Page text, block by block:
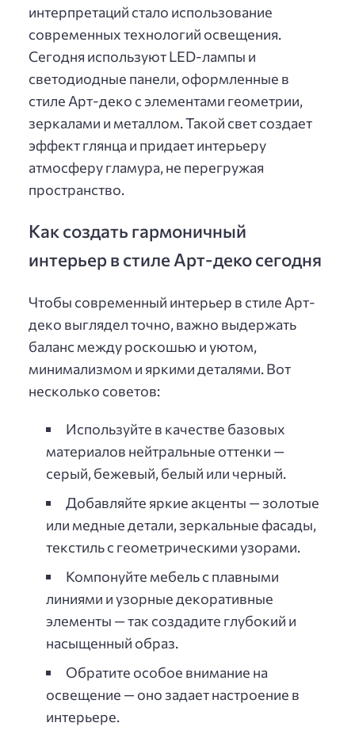
интерпретаций стало использование
современных технологий освещения.
Сегодня используют LED-лампы и
светодиодные панели, оформленные в
стиле Арт-деко с элементами геометрии,
зеркалами и металлом. Такой свет создает
эффект глянца и придает интерьеру
атмосферу гламура, не перегружая
пространство.
Как создать гармоничный
интерьер в стиле Арт-деко сегодня
Чтобы современный интерьер в стиле Арт-
деко выглядел точно, важно выдержать
баланс между роскошью и уютом,
минимализмом и яркими деталями. Вот
несколько советов:
Используйте в качестве базовых
материалов нейтральные оттенки —
серый, бежевый, белый или черный.
Добавляйте яркие акценты — золотые
или медные детали, зеркальные фасады,
текстиль с геометрическими узорами.
Компонуйте мебель с плавными
линиями и узорные декоративные
элементы — так создадите глубокий и
насыщенный образ.
Обратите особое внимание на
освещение — оно задает настроение в
интерьере.